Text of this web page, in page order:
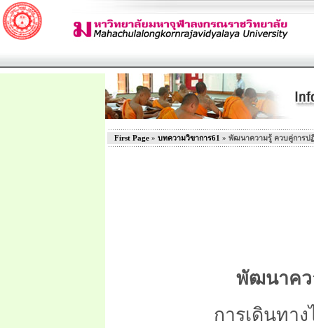
First Page » บทความวิขาการ61 » พัฒนาความรู้ ควบคู่การป
พัฒนาคว
การเดินทา